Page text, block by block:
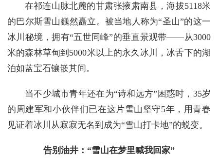
在祁连山脉北麓的甘肃张掖肃南县，海拔5118米
的巴尔斯雪山巍然矗立。被当地人称为“圣山”的这一
冰川秘境，拥有“五世同峰”的垂直景观带——从3000
米的森林草甸到5000米以上的永久冰川，冰舌下的湖
泊如蓝宝石镶嵌其间。
当不少城市青年还在为“诗和远方”困惑时，35岁
的周建军和小伙伴们已在这片雪山坚守5年，用青春
见证着冰川从寂寂无名到成为“雪山打卡地”的蜕变。
告别油井：“雪山在梦里喊我回家”